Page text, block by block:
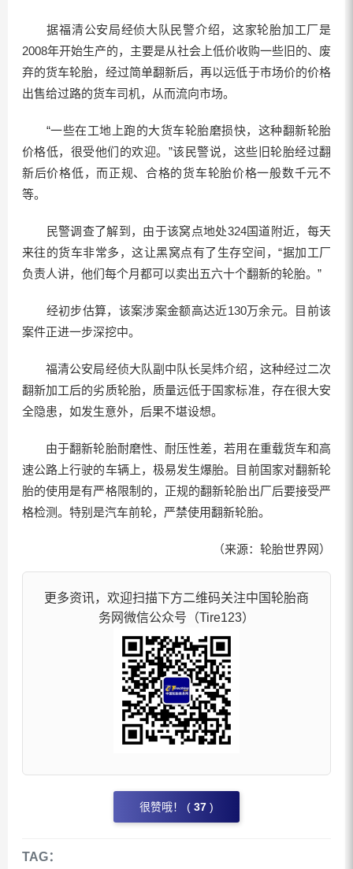
据福清公安局经侦大队民警介绍，这家轮胎加工厂是
2008年开始生产的，主要是从社会上低价收购一些旧的、废
弃的货车轮胎，经过简单翻新后，再以远低于市场价的价格
出售给过路的货车司机，从而流向市场。
“一些在工地上跑的大货车轮胎磨损快，这种翻新轮胎
价格低，很受他们的欢迎。”该民警说，这些旧轮胎经过翻
新后价格低，而正规、合格的货车轮胎价格一般数千元不
等。
民警调查了解到，由于该窝点地处324国道附近，每天
来往的货车非常多，这让黑窝点有了生存空间，“据加工厂
负责人讲，他们每个月都可以卖出五六十个翻新的轮胎。”
经初步估算，该案涉案金额高达近130万余元。目前该
案件正进一步深挖中。
福清公安局经侦大队副中队长吴炜介绍，这种经过二次
翻新加工后的劣质轮胎，质量远低于国家标准，存在很大安
全隐患，如发生意外，后果不堪设想。
由于翻新轮胎耐磨性、耐压性差，若用在重载货车和高
速公路上行驶的车辆上，极易发生爆胎。目前国家对翻新轮
胎的使用是有严格限制的，正规的翻新轮胎出厂后要接受严
格检测。特别是汽车前轮，严禁使用翻新轮胎。
（来源：轮胎世界网）
更多资讯，欢迎扫描下方二维码关注中国轮胎商
务网微信公众号（Tire123）
很赞哦！ ( 37 )
TAG：